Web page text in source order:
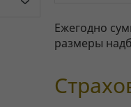
Ежегодно
размеры